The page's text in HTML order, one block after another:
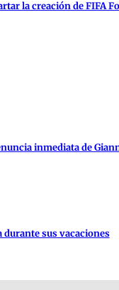
la creación de FIFA
inmediata de
sus vacaciones